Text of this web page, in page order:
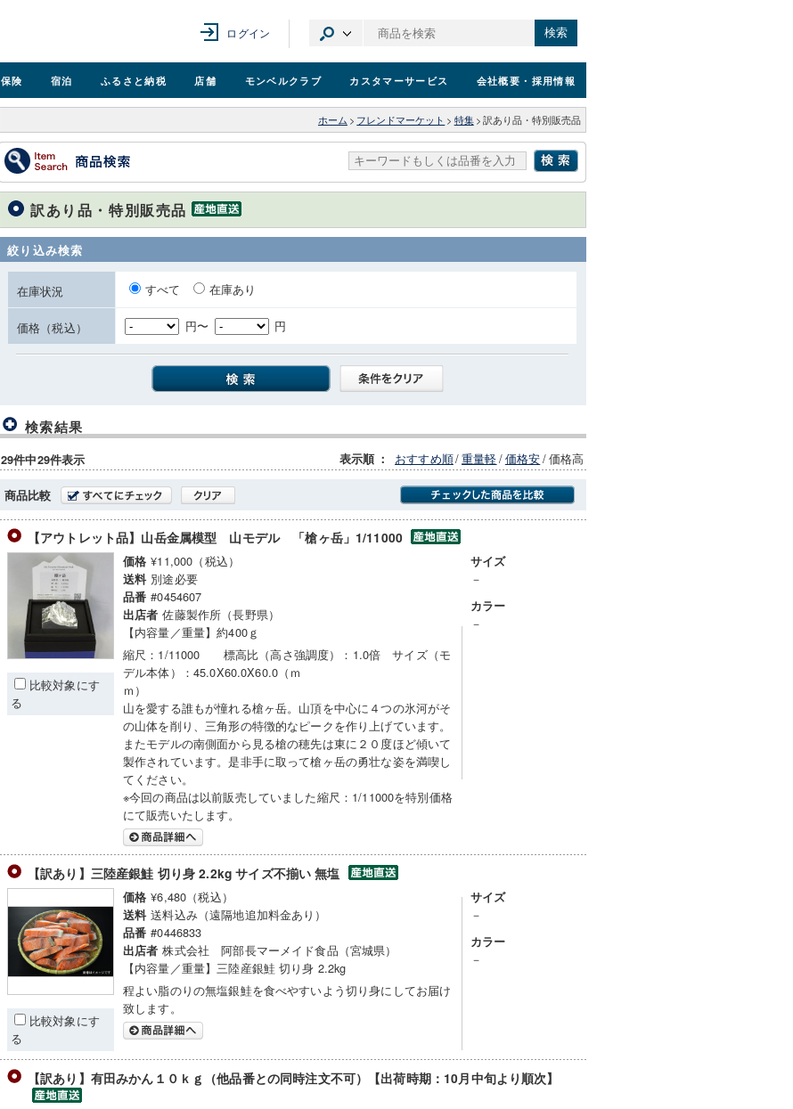
ログイン 検索
保険 宿泊 ふるさと納税 店舗 モンベルクラブ カスタマーサービス 会社概要 ・採用情報
ホーム > フレンドマーケット > 特集 > 訳あり品・特別販売品
訳あり品・特別販売品
絞り込み検索
在庫状況 すべて 在庫あり
価格（税込） 円〜 円
検索結果
29件中29件表示 表示順 ： おすすめ順/重量軽/価格安/価格高
商品比較
商品にのみフォーカスする
【アウトレット品】山岳金属模型 山モデル 「槍ヶ岳」1/11000
比較対象にす
る
価格 ¥11,000（税込）
送料 別途必要
品番 #0454607
出店者 佐藤製作所（長野県）
【内容量／重量】約400ｇ
縮尺：1/11000 標高比（高さ強調度）：1.0倍 サイズ（モ
デル本体）：45.0X60.0X60.0（ｍ
ｍ）
山を愛する誰もが憧れる槍ヶ岳。山頂を中心に４つの氷河がそ
の山体を削り、三角形の特徴的なピークを作り上げています。
またモデルの南側面から見る槍の穂先は東に２０度ほど傾いて
製作されています。是非手に取って槍ヶ岳の勇壮な姿を満喫し
てください。
※今回の商品は以前販売していました縮尺：1/11000を特別価格
にて販売いたします。
サイズ
－
カラー
－
【訳あり】三陸産銀鮭 切り身 2.2kg サイズ不揃い 無塩
比較対象にす
る
価格 ¥6,480（税込）
送料 送料込み（遠隔地追加料金あり）
品番 #0446833
出店者 株式会社 阿部長マーメイド食品（宮城県）
【内容量／重量】三陸産銀鮭 切り身 2.2kg
程よい脂のりの無塩銀鮭を食べやすいよう切り身にしてお届け
致します。
サイズ
－
カラー
－
【訳あり】有田みかん１０ｋｇ（他品番との同時注文不可）【出荷時期：10月中旬より順次】